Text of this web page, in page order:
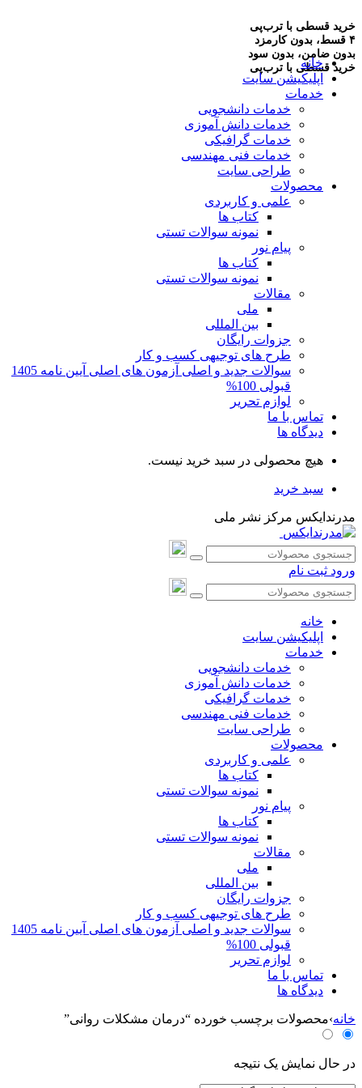
خرید قسطی با ترب‌پی
۴ قسط، بدون کارمزد
بدون ضامن، بدون سود
خرید قسطی با ترب‌پی
خانه
اپلیکیشن سایت
خدمات
خدمات دانشجویی
خدمات دانش آموزی
خدمات گرافیکی
خدمات فنی مهندسی
طراحی سایت
محصولات
علمی و کاربردی
کتاب ها
نمونه سوالات تستی
پیام نور
کتاب ها
نمونه سوالات تستی
مقالات
ملی
بین المللی
جزوات رایگان
طرح های توجیهی کسب و کار
سوالات جدید و اصلی آزمون های اصلی آیین نامه 1405
قبولی 100%
لوازم تحریر
تماس با ما
دیدگاه ها
هیچ محصولی در سبد خرید نیست.
سبد خرید
مدرندایکس مرکز نشر ملی
ورود ثبت نام
خانه
اپلیکیشن سایت
خدمات
خدمات دانشجویی
خدمات دانش آموزی
خدمات گرافیکی
خدمات فنی مهندسی
طراحی سایت
محصولات
علمی و کاربردی
کتاب ها
نمونه سوالات تستی
پیام نور
کتاب ها
نمونه سوالات تستی
مقالات
ملی
بین المللی
جزوات رایگان
طرح های توجیهی کسب و کار
سوالات جدید و اصلی آزمون های اصلی آیین نامه 1405
قبولی 100%
لوازم تحریر
تماس با ما
دیدگاه ها
خانه›محصولات برچسب خورده “درمان مشکلات روانی”
در حال نمایش یک نتیجه